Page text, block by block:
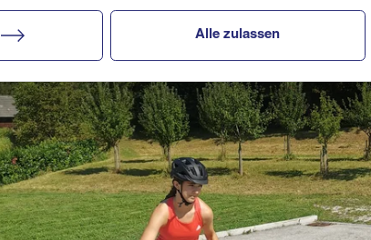
Alle zulassen